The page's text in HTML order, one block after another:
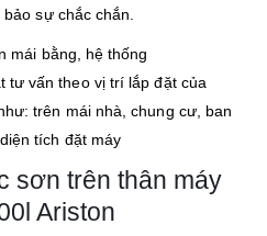
sự chắc chắn.
mái bằng, hệ thống
tư vấn theo vị trí lắp đặt của
trên mái nhà, chung cư, ban
tích đặt máy
sơn trên thân máy
Ariston